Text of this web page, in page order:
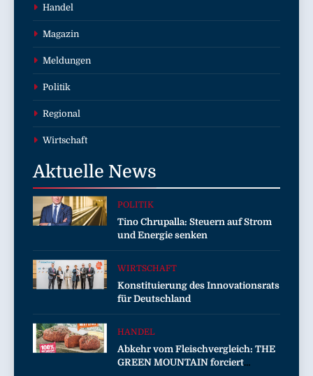
Handel
Magazin
Meldungen
Politik
Regional
Wirtschaft
Aktuelle News
POLITIK
Tino Chrupalla: Steuern auf Strom
und Energie senken
WIRTSCHAFT
Konstituierung des Innovationsrats
für Deutschland
HANDEL
Abkehr vom Fleischvergleich: THE
GREEN MOUNTAIN forciert